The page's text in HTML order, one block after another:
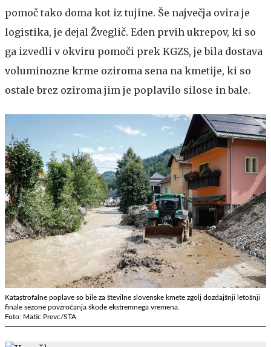
pomoč tako doma kot iz tujine. Še največja ovira je
logistika, je dejal Žveglič. Eden prvih ukrepov, ki so
ga izvedli v okviru pomoči prek KGZS, je bila dostava
voluminozne krme oziroma sena na kmetije, ki so
ostale brez oziroma jim je poplavilo silose in bale.
Katastrofalne poplave so bile za številne slovenske kmete zgolj dozdajšnji letošnji
finale sezone povzročanja škode ekstremnega vremena.
Foto: Matic Prevc/STA